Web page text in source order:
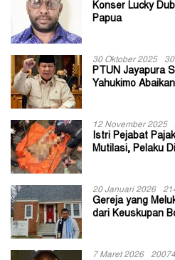
Konser Lucky
Papua
30 Oktober 2025
PTUN Jayapura
Yahukimo
12 November 2025
Istri Pejabat
Mutilasi, Pelaku
20 Januari 2026
Gereja yang
dari Keuskupan
7 Maret 2026